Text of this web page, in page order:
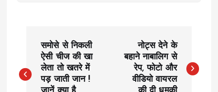
s
समोसे से निकली
ऐसी चीज की खा
लेता तो खतरे में
पड़ जाती जान !
नोट्स देने के
बहाने नाबालिग से
रेप, फोटो और
वीडियो वायरल